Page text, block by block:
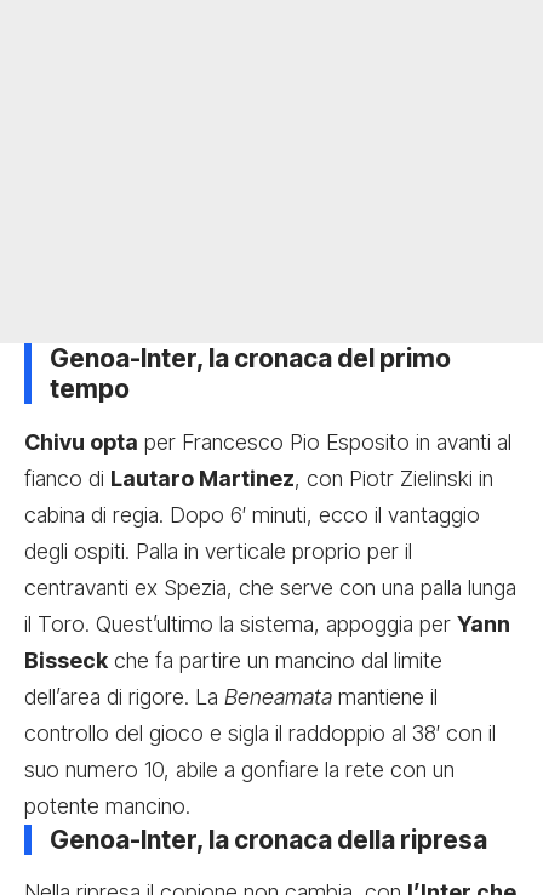
Genoa-Inter, la cronaca del primo
tempo
Chivu opta per Francesco Pio Esposito in avanti al
fianco di Lautaro Martinez, con Piotr Zielinski in
cabina di regia. Dopo 6′ minuti, ecco il vantaggio
degli ospiti. Palla in verticale proprio per il
centravanti ex Spezia, che serve con una palla lunga
il Toro. Quest’ultimo la sistema, appoggia per Yann
Bisseck che fa partire un mancino dal limite
dell’area di rigore. La Beneamata mantiene il
controllo del gioco e sigla il raddoppio al 38′ con il
suo numero 10, abile a gonfiare la rete con un
potente mancino.
Genoa-Inter, la cronaca della ripresa